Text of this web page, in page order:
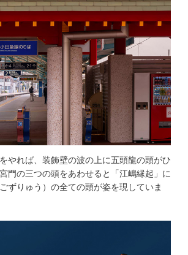
やれば、装飾壁の波の上に五頭龍の頭がひ
門の三つの頭をあわせると「江嶋縁起」に
ずりゅう）の全ての頭が姿を現していま